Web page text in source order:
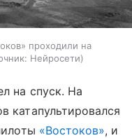
проходили на
Нейросети
на спуск. На
катапультировался
«Востоков», и